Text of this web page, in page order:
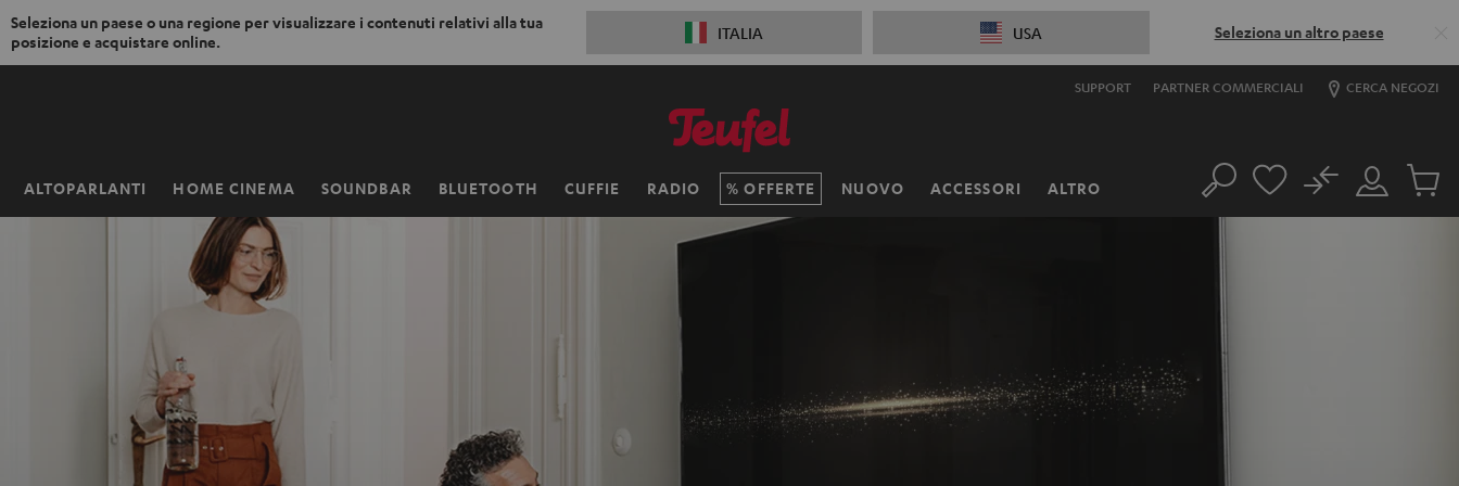
Seleziona un paese o una regione per visualizzare i contenuti relativi alla tua
posizione e acquistare online.
ITALIA USA Seleziona un altro paese
SUPPORT PARTNER COMMERCIALI CERCA NEGOZI
ALTOPARLANTI HOME CINEMA SOUNDBAR BLUETOOTH CUFFIE RADIO OFFERTE NUOVO ACCESSORI ALTRO
Pagina
Cerca
Il
mio
No
Prodotti